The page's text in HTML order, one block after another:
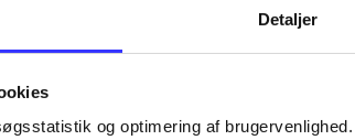
Detaljer
og optimering af